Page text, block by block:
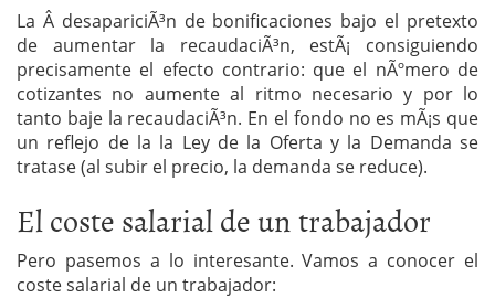
La Â desapariciÃ³n de bonificaciones bajo el pretexto
de aumentar la recaudaciÃ³n, estÃ¡ consiguiendo
precisamente el efecto contrario: que el nÃºmero de
cotizantes no aumente al ritmo necesario y por lo
tanto baje la recaudaciÃ³n. En el fondo no es mÃ¡s que
un reflejo de la la Ley de la Oferta y la Demanda se
tratase (al subir el precio, la demanda se reduce).
El coste salarial de un trabajador
Pero pasemos a lo interesante. Vamos a conocer el
coste salarial de un trabajador: